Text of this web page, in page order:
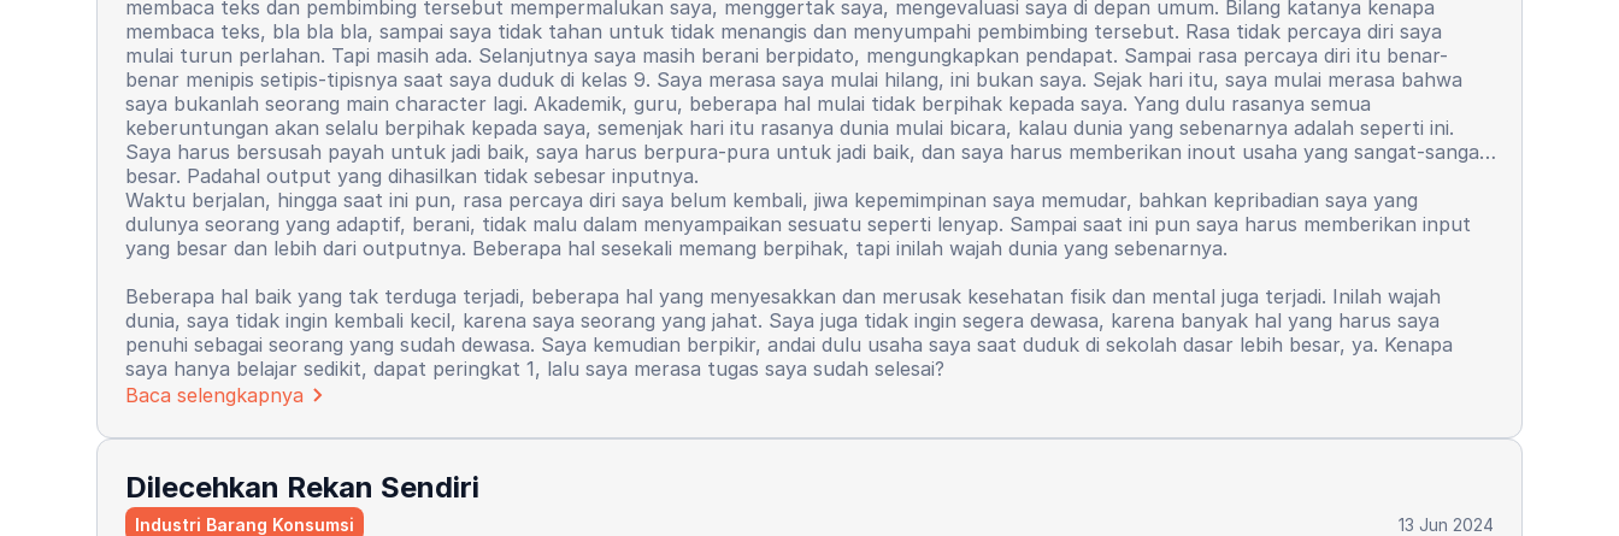
membaca teks dan pembimbing tersebut mempermalukan saya, menggertak saya, mengevaluasi saya di depan umum. Bilang katanya kenapa
membaca teks, bla bla bla, sampai saya tidak tahan untuk tidak menangis dan menyumpahi pembimbing tersebut. Rasa tidak percaya diri saya
mulai turun perlahan. Tapi masih ada. Selanjutnya saya masih berani berpidato, mengungkapkan pendapat. Sampai rasa percaya diri itu benar-
benar menipis setipis-tipisnya saat saya duduk di kelas 9. Saya merasa saya mulai hilang, ini bukan saya. Sejak hari itu, saya mulai merasa bahwa
saya bukanlah seorang main character lagi. Akademik, guru, beberapa hal mulai tidak berpihak kepada saya. Yang dulu rasanya semua
keberuntungan akan selalu berpihak kepada saya, semenjak hari itu rasanya dunia mulai bicara, kalau dunia yang sebenarnya adalah seperti ini.
Saya harus bersusah payah untuk jadi baik, saya harus berpura-pura untuk jadi baik, dan saya harus memberikan inout usaha yang sangat-sangat
besar. Padahal output yang dihasilkan tidak sebesar inputnya.
Waktu berjalan, hingga saat ini pun, rasa percaya diri saya belum kembali, jiwa kepemimpinan saya memudar, bahkan kepribadian saya yang
dulunya seorang yang adaptif, berani, tidak malu dalam menyampaikan sesuatu seperti lenyap. Sampai saat ini pun saya harus memberikan input
yang besar dan lebih dari outputnya. Beberapa hal sesekali memang berpihak, tapi inilah wajah dunia yang sebenarnya.
Beberapa hal baik yang tak terduga terjadi, beberapa hal yang menyesakkan dan merusak kesehatan fisik dan mental juga terjadi. Inilah wajah
dunia, saya tidak ingin kembali kecil, karena saya seorang yang jahat. Saya juga tidak ingin segera dewasa, karena banyak hal yang harus saya
penuhi sebagai seorang yang sudah dewasa. Saya kemudian berpikir, andai dulu usaha saya saat duduk di sekolah dasar lebih besar, ya. Kenapa
saya hanya belajar sedikit, dapat peringkat 1, lalu saya merasa tugas saya sudah selesai?
Baca selengkapnya
Dilecehkan Rekan Sendiri
Industri Barang Konsumsi 13 Jun 2024